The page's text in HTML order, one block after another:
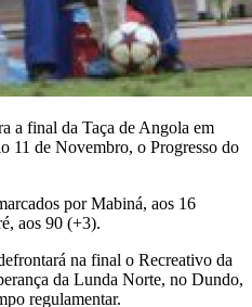
a final da Taça de Angola em
11 de Novembro, o Progresso do
por Mabiná, aos 16
aos 90 (+3).
na final o Recreativo da
da Lunda Norte, no Dundo,
regulamentar.